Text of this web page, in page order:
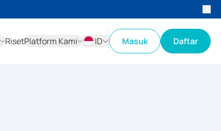
RisetPlatform Kami
ID
Masuk Daftar